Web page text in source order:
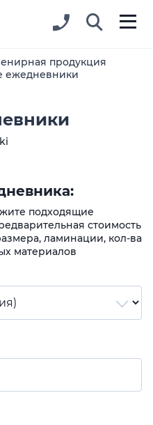
продукция
ежедневники
подходящие
стоимость
ламинации, кол-ва
материалов